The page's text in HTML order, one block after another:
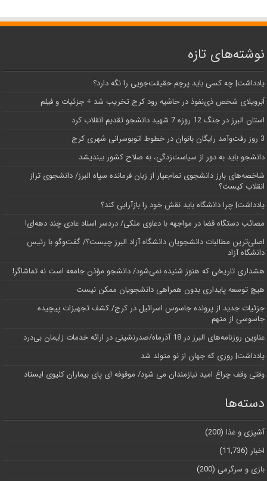
نوشته‌های تازه
یادداشت| ‌چه کسی باید پرچم حقیقت‌جویی را نگه دارد؟
اَبَر‌ویلای شخص ذی‌نفوذ در حاشیه‌ رود کرج تخریب شد + جزئیات و فیلم
استان البرز در جنگ 12 روزه 7 شهید دانشجو تقدیم انقلاب کرد
3 روز رفت‌وآمد رایگان بانوان در خطوط اتوبوسرانی شهری کرج
دانشجو باید به دور از سیاست‌زدگی، به صلاح کشور بیندیشد
شاخصه‌های بارز دانشجوی تمام‌عیار از زبان فرمانده سپاه البرز/ دانشجوی تراز
انقلاب کیست؟
یادداشت| چرا دانشگاه باید نقش خود را بازآرایی کند؟
مصائب دستگاه قضا در مواجهه با دعاوی ملکی/ دردسر اسناد عادی چند‌ دهه‌ای!
اصلی‌ترین مطالبات دانشجویان دانشگاه آزاد البرز چیست؟/ گفت‌وگو با رئیس
دانشگاه آز‌اد
هشداری تاریخی که هنوز شنیده نمی‌شود/ دانشجو مؤذن جامعه است نه تماشاگر!
هیچ توسعه پایداری بدون همراهی دانشجویان ممکن نیست
جزئیات جدید از پرونده جاسوس اسرائیل در کرج/‌ کشف تجهیزات پیچیده
جاسوسی از متهم
عناوین روزنامه‌های البرز در ‌18 آذرماه/صدرنشینی در ارائه خدمات زایمان بی‌درد
یادداشت| روزی که جهان از نو متولد شد
وقتی وقف چراغ امید نیازمندان می شود/ موقوفه ای پای بیماران کلیوی ایستاد
دسته‌ها
آشپزی و غذا (200)
اخبار (11,736)
بازی و سرگرمی (200)